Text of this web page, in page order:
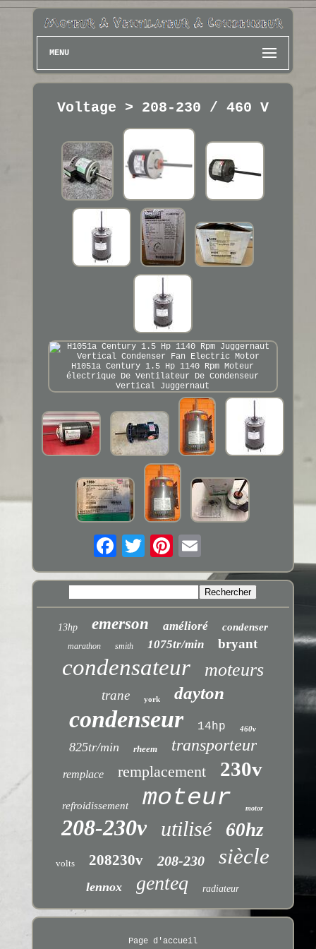
MENU
Voltage > 208-230 / 460 V
13hp emerson amélioré condenser
marathon smith 1075tr/min bryant
condensateur moteurs
trane york dayton
condenseur 14hp 460v
825tr/min rheem transporteur
remplace remplacement 230v
refroidissement moteur motor
208-230v utilisé 60hz
volts 208230v 208-230 siècle
lennox genteq radiateur
Page d'accueil